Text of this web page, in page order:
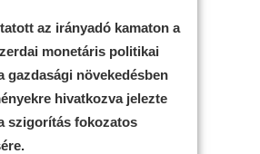
az irányadó kamaton a
monetáris politikai
gazdasági növekedésben
hivatkozva jelezte
szigorítás fokozatos